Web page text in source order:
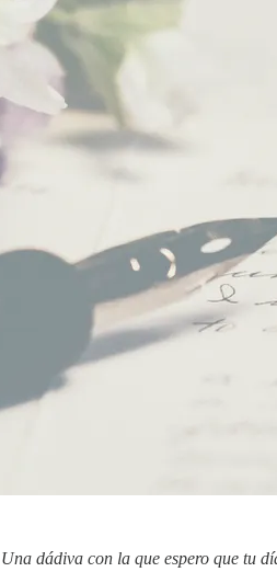
dádiva con la que espero que